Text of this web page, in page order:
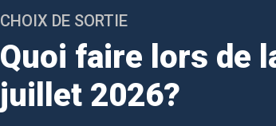
CHOIX DE SORTIE
Quoi faire lors de
juillet 2026?